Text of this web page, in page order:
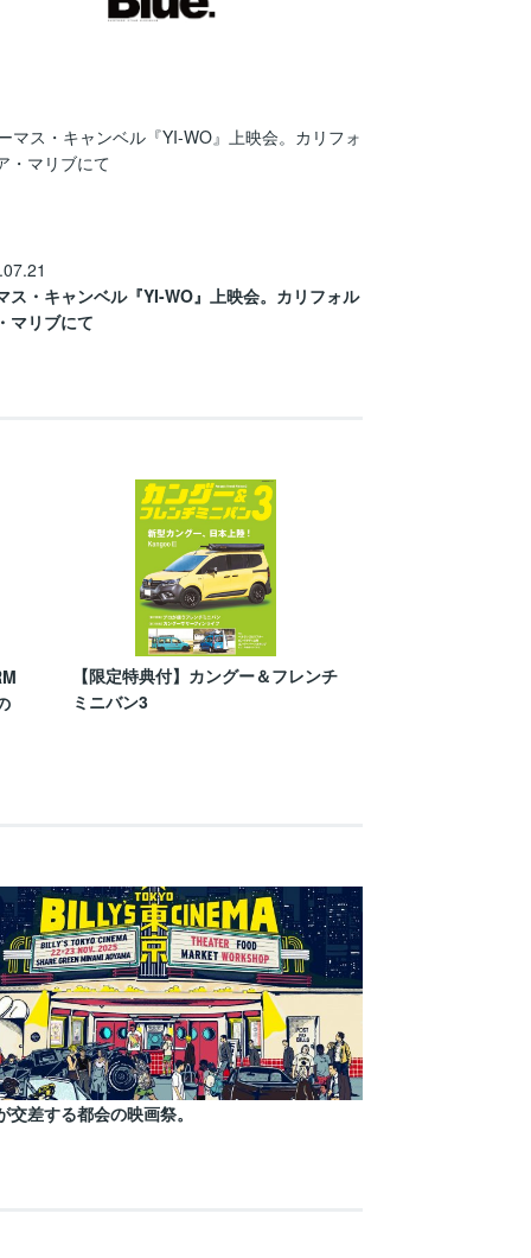
ス・キャンベル『YI-WO』上映会。カリフォル
マリブにて
【限定特典付】カングー＆フレンチ
ミニバン3
交差する都会の映画祭。